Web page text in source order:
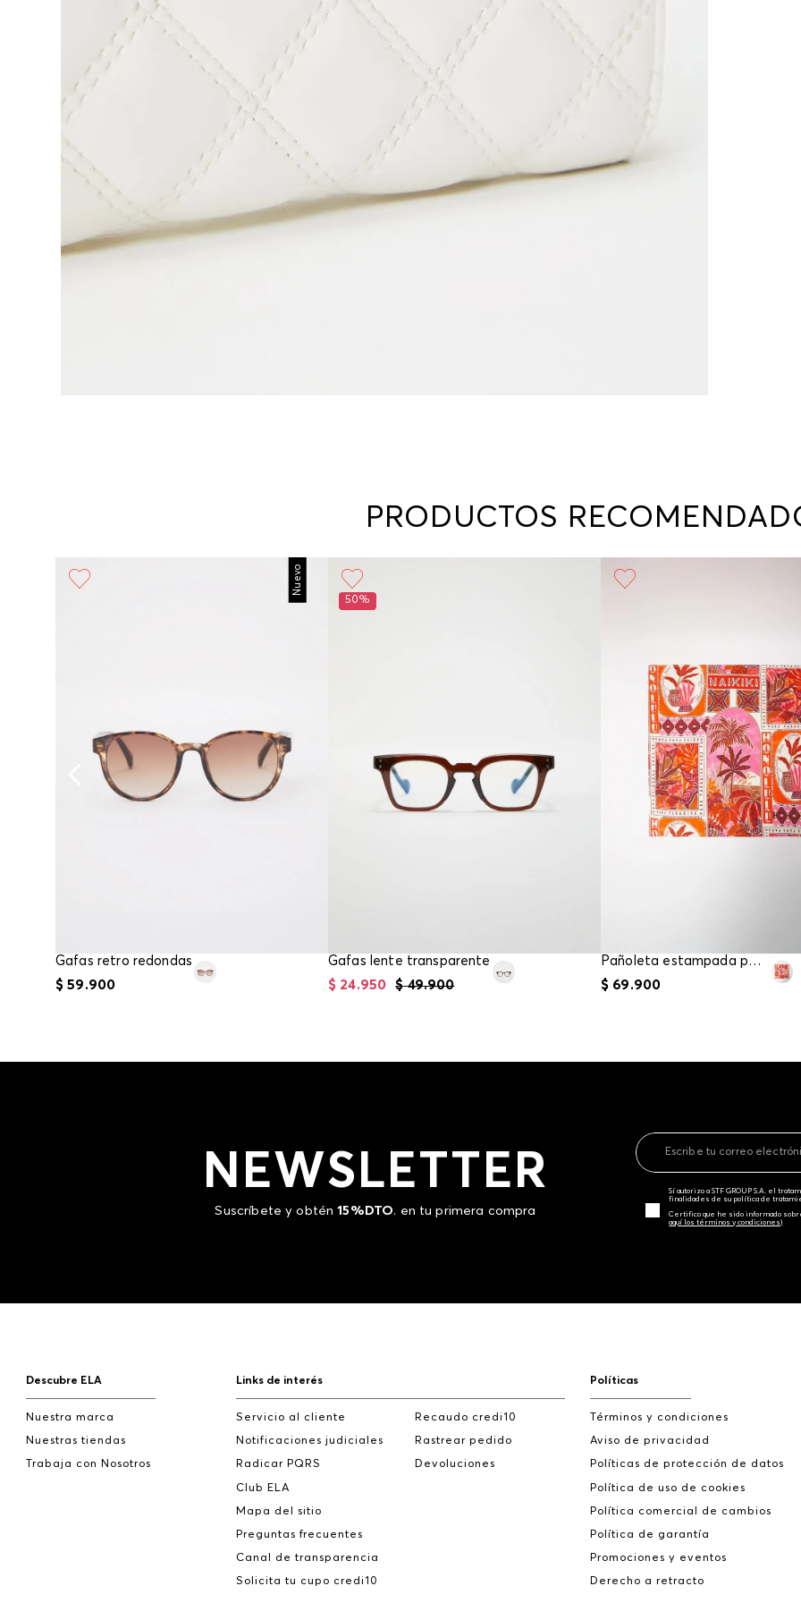
PRODUCTOS
Nuevo
Gafas retro redondas
$ 59.900
50%
Gafas lente transparente
$ 49.900
$ 24.950
Pañoleta estampada para mujer
$ 69.900
NEWSLETTER
Suscríbete y obtén15%DTO. en tu primera compra
Sí autorizo a STF GROUP S.A. el
finalidades de su política de
Certifico que he sido informado
aquí los términos y condiciones)
Descubre ELA
Nuestra marca
Nuestras tiendas
Trabaja con Nosotros
Links de interés
Servicio al cliente
Notificaciones judiciales
Radicar PQRS
Club ELA
Mapa del sitio
Preguntas frecuentes
Canal de transparencia
Solicita tu cupo credi10
Recaudo credi10
Rastrear pedido
Devoluciones
Políticas
Términos y condiciones
Aviso de privacidad
Políticas de protección de datos
Política de uso de cookies
Política comercial de cambios
Política de garantía
Promociones y eventos
Derecho a retracto